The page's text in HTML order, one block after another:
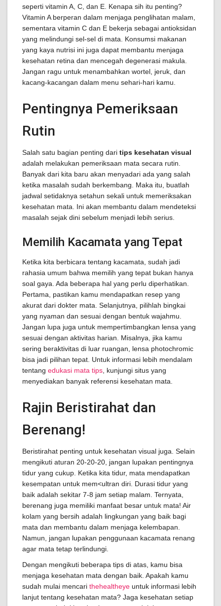
seperti vitamin A, C, dan E. Kenapa sih itu penting?
Vitamin A berperan dalam menjaga penglihatan malam,
sementara vitamin C dan E bekerja sebagai antioksidan
yang melindungi sel-sel di mata. Konsumsi makanan
yang kaya nutrisi ini juga dapat membantu menjaga
kesehatan retina dan mencegah degenerasi makula.
Jangan ragu untuk menambahkan wortel, jeruk, dan
kacang-kacangan dalam menu sehari-hari kamu.
Pentingnya Pemeriksaan
Rutin
Salah satu bagian penting dari tips kesehatan visual
adalah melakukan pemeriksaan mata secara rutin.
Banyak dari kita baru akan menyadari ada yang salah
ketika masalah sudah berkembang. Maka itu, buatlah
jadwal setidaknya setahun sekali untuk memeriksakan
kesehatan mata. Ini akan membantu dalam mendeteksi
masalah sejak dini sebelum menjadi lebih serius.
Memilih Kacamata yang Tepat
Ketika kita berbicara tentang kacamata, sudah jadi
rahasia umum bahwa memilih yang tepat bukan hanya
soal gaya. Ada beberapa hal yang perlu diperhatikan.
Pertama, pastikan kamu mendapatkan resep yang
akurat dari dokter mata. Selanjutnya, pilihlah bingkai
yang nyaman dan sesuai dengan bentuk wajahmu.
Jangan lupa juga untuk mempertimbangkan lensa yang
sesuai dengan aktivitas harian. Misalnya, jika kamu
sering beraktivitas di luar ruangan, lensa photochromic
bisa jadi pilihan tepat. Untuk informasi lebih mendalam
tentang edukasi mata tips , kunjungi situs yang
menyediakan banyak referensi kesehatan mata.
Rajin Beristirahat dan
Berenang!
Beristirahat penting untuk kesehatan visual juga. Selain
mengikuti aturan 20-20-20, jangan lupakan pentingnya
tidur yang cukup. Ketika kita tidur, mata mendapatkan
kesempatan untuk mem<ultran diri. Durasi tidur yang
baik adalah sekitar 7-8 jam setiap malam. Ternyata,
berenang juga memiliki manfaat besar untuk mata! Air
kolam yang bersih adalah lingkungan yang baik bagi
mata dan membantu dalam menjaga kelembapan.
Namun, jangan lupakan penggunaan kacamata renang
agar mata tetap terlindungi.
Dengan mengikuti beberapa tips di atas, kamu bisa
menjaga kesehatan mata dengan baik. Apakah kamu
sudah mulai mencari thehealtheye untuk informasi lebih
lanjut tentang kesehatan mata? Jaga kesehatan setiap